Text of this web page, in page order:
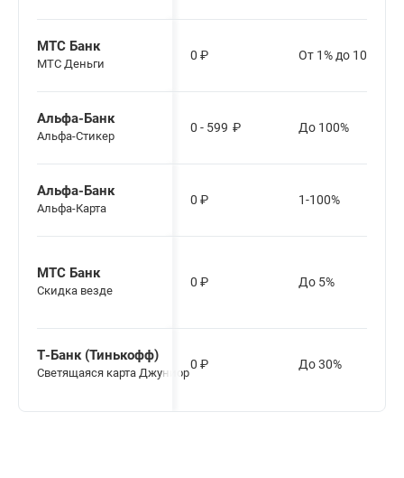
МТС Банк
МТС Деньги
0 ₽ От 1% до 100%
Альфа-Банк
Альфа-Стикер
0 - 599 ₽ До 100%
Альфа-Банк
Альфа-Карта
0 ₽ 1-100%
МТС Банк
Скидка везде
0 ₽ До 5%
Т-Банк (Тинькофф)
Светящаяся карта Джуниор
0 ₽ До 30%